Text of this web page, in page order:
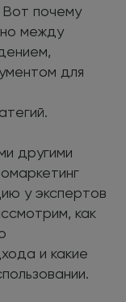
почему
между
для
другими
у экспертов
как
и какие